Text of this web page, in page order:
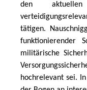
den aktuellen
tätigen.
funktionierender
militärische
hochrelevant sei.